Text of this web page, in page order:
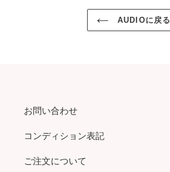
AUDIOに戻る
お問い合わせ
コンディション表記
ご注文について